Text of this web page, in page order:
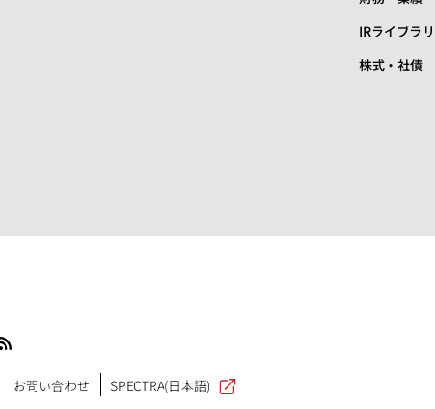
IRライブラリ
株式・社債
お問い合わせ SPECTRA(日本語)